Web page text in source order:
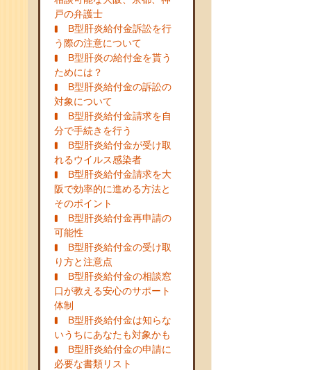
戸の弁護士
B型肝炎給付金訴訟を行
う際の注意について
B型肝炎の給付金を貰う
ためには？
B型肝炎給付金の訴訟の
対象について
B型肝炎給付金請求を自
分で手続きを行う
B型肝炎給付金が受け取
れるウイルス感染者
B型肝炎給付金請求を大
阪で効率的に進める方法と
そのポイント
B型肝炎給付金再申請の
可能性
B型肝炎給付金の受け取
り方と注意点
B型肝炎給付金の相談窓
口が教える安心のサポート
体制
B型肝炎給付金は知らな
いうちにあなたも対象かも
B型肝炎給付金の申請に
必要な書類リスト